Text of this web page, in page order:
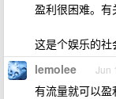
盈利很困难。有
这是个娱乐的社
lemolee Jun
有流量就可以